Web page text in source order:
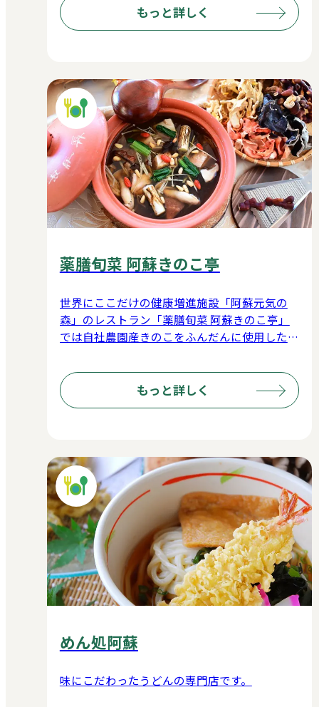
もっと詳しく
薬膳旬菜 阿蘇きのこ亭
世界にここだけの健康増進施設「阿蘇元気の
森」のレストラン「薬膳旬菜 阿蘇きのこ亭」
では自社農園産きのこをふんだんに使用した
もっと詳しく
めん処阿蘇
味にこだわったうどんの専門店です。